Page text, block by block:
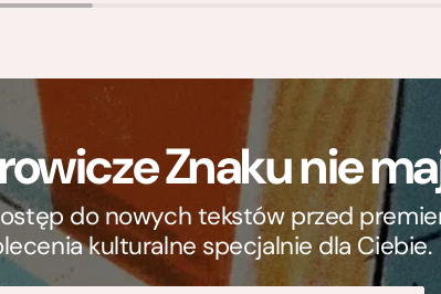
Znaku nie
do nowych tekstów przed
kulturalne specjalnie dla Ciebie.